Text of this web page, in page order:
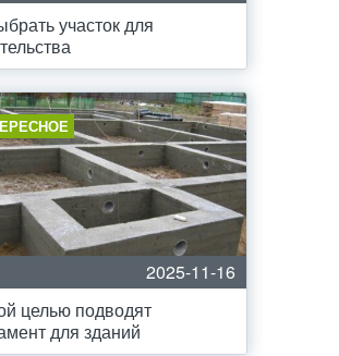
участок для
2025-11-16
целью подводят
для зданий